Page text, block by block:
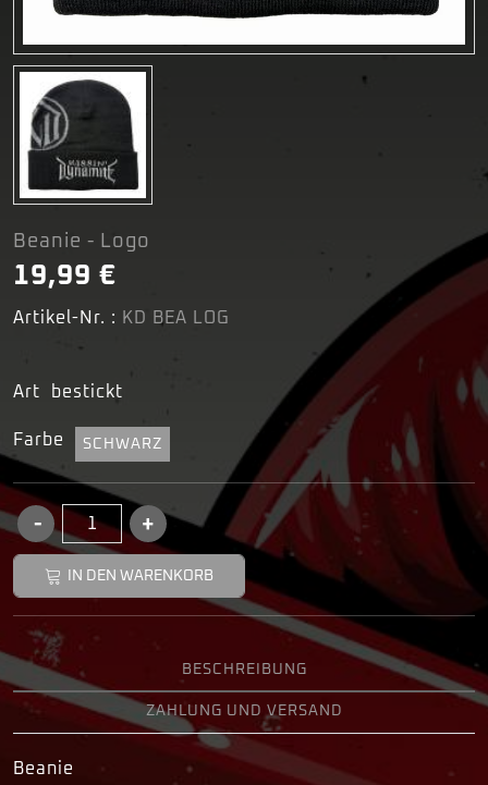
Beanie - Logo
19,99 €
Artikel-Nr. : KD BEA LOG
Art bestickt
Farbe SCHWARZ
IN DEN WARENKORB
BESCHREIBUNG
ZAHLUNG UND VERSAND
Beanie